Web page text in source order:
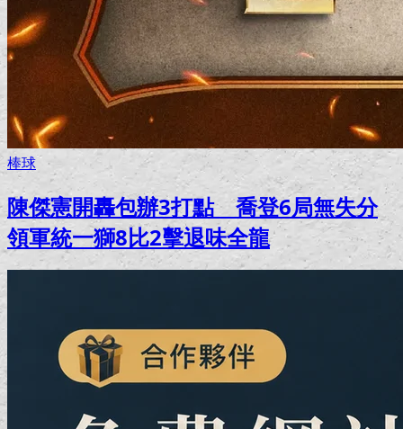
棒球
陳傑憲開轟包辦3打點 喬登6局無失分
領軍統一獅8比2擊退味全龍